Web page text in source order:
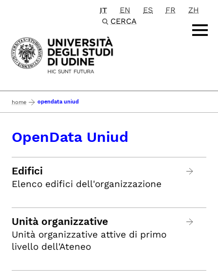
Passa al contenuto principale
IT EN ES FR
ZH
CERCA
home opendata uniud
OpenData Uniud
Edifici
Elenco edifici dell'organizzazione
Unità organizzative
Unità organizzative attive di primo
livello dell'Ateneo